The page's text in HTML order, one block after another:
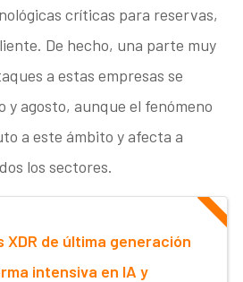
críticas para reservas,
De hecho, una parte muy
a estas empresas se
agosto, aunque el fenómeno
a este ámbito y afecta a
los sectores.
de última generación
intensiva en IA y